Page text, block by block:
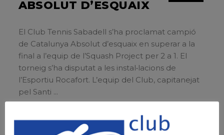
ABSOLUT D’ESQUAIX
El Club Tennis Sabadell s’ha proclamat campió
de Catalunya Absolut d’esquaix en superar a la
final a l’equip de l’Squash Project per 2 a 1. El
torneig s’ha disputat a les instal•lacions de
l’Esportiu Rocafort. L’equip del Club, capitanejat
pel Santi